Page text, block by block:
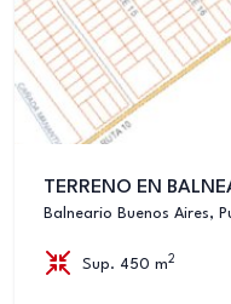
TERRENO EN
Balneario Buenos Aires,
Sup. 450 m 2